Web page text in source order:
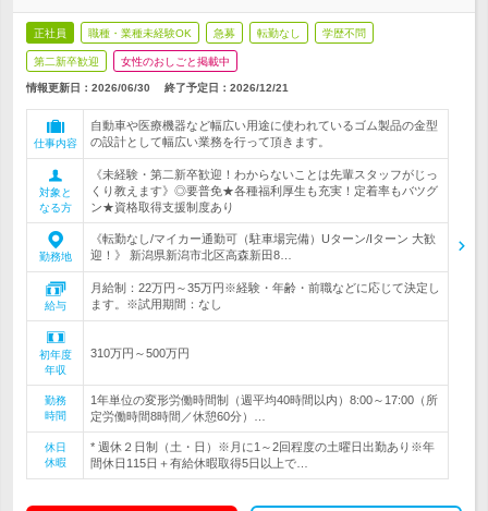
正社員 職種・業種未経験OK 急募 転勤なし 学歴不問
第二新卒歓迎 女性のおしごと掲載中
情報更新日：2026/06/30 終了予定日： 2026/12/21
仕事内容
自動車や医療機器など幅広い用途に使われているゴム製品の金型
の設計として幅広い業務を行って頂きます。
対象と
なる方
《未経験・第二新卒歓迎！わからないことは先輩スタッフがじっ
くり教えます》◎要普免★各種福利厚生も充実！定着率もバツグ
ン★資格取得支援制度あり
勤務地
《転勤なし/マイカー通勤可（駐車場完備）Uターン/Iターン 大歓
迎！》 新潟県新潟市北区高森新田8…
給与
月給制：22万円～35万円※経験・年齢・前職などに応じて決定し
ます。※試用期間：なし
初年度
年収
310万円～500万円
勤務
時間
1年単位の変形労働時間制（週平均40時間以内）8:00～17:00（所
定労働時間8時間／休憩60分）…
休日
休暇
* 週休２日制（土・日）※月に1～2回程度の土曜日出勤あり※年
間休日115日＋有給休暇取得5日以上で…